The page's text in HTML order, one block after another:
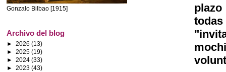
Gonzalo Bilbao [1915]
Archivo del blog
► 2026 (13)
► 2025 (19)
► 2024 (33)
► 2023 (43)